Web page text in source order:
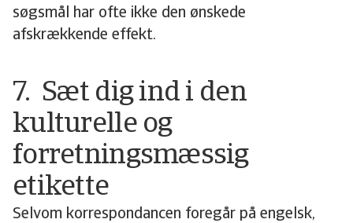
søgsmål har ofte ikke den ønskede
afskrækkende effekt.
7. Sæt dig ind i den
kulturelle og
forretningsmæssig
etikette
Selvom korrespondancen foregår på engelsk,